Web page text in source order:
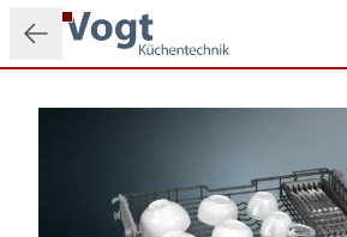
Zum Hauptinhalt springen